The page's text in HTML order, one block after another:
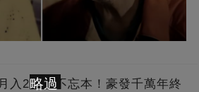
入2億」不忘本！豪發千萬年終
略過